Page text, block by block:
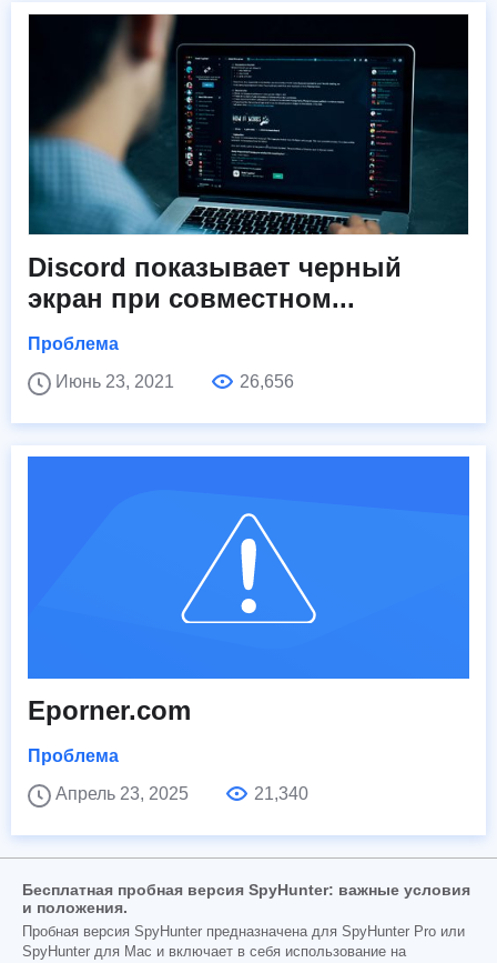
Discord показывает черный
экран при совместном...
Проблема
Июнь 23, 2021
26,656
Eporner.com
Проблема
Апрель 23, 2025
21,340
Бесплатная пробная версия SpyHunter: важные условия
и положения.
Пробная версия SpyHunter предназначена для SpyHunter Pro или
SpyHunter для Mac и включает в себя использование на